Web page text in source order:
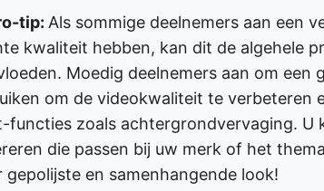
tip: Als sommige deelnemers aan een
kwaliteit hebben, kan dit de algehele
Moedig deelnemers aan om een
om de videokwaliteit te verbeteren
functies zoals achtergrondvervaging.
die passen bij uw merk of het
gepolijste en samenhangende look!